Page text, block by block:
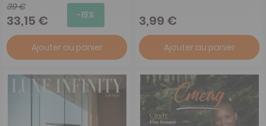
39 €
33,15 € -15%
Ajouter au panier
3,99 €
Ajouter au panier